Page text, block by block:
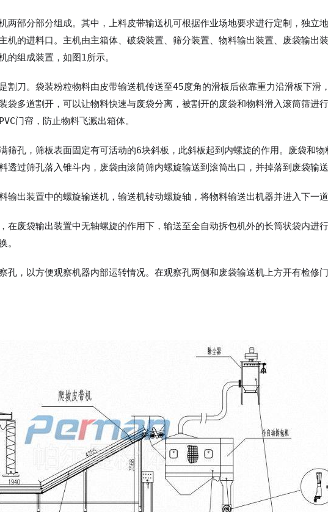
两部分部分组成。其中，上料皮带输送机可根据作业场地要求进行定制，独立
机的进料口。主机由主箱体、破袋装置、筛分装置、物料输出装置、废袋输出
的组成装置，如图1所示。
割刀。袋装粉粒物料由皮带输送机传送至45度角的滑板后依靠重力沿滑板下滑
袋多道割开，可以让物料快速与废袋分离，被割开的废袋和物料滑入滚筒筛进
门帘，防止物料飞溅出箱体。
筛孔，筛板表面固定有可活动的6块斜板，此斜板起到内螺旋的作用。废袋和物
透过筛孔落入锥斗内，废袋由滚筒筛内螺旋输送到滚筒出口，并掉落到废袋输
输出装置中的螺旋输送机，输送机转动螺旋轴，将物料输送出机器并进入下一
在废袋输出装置中无轴螺旋的作用下，输送至全自动拆包机外的长筒状袋内进
。
孔，以方便观察机器内部运转情况。在观察孔两侧和废袋输送机上方开有检修